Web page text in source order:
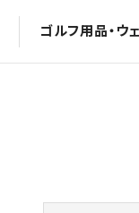
ゴルフ用品・ウ